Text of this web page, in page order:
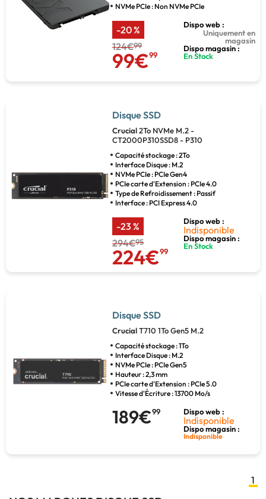
NVMe PCIe : Non NVMe PCIe
-20 %
124€99
99€99
Dispo web :
Uniquement en
magasin
Dispo magasin :
En Stock
Disque SSD
Crucial2To NVMe M.2 -
CT2000P310SSD8 - P310
Capacité stockage : 2To
Interface Disque : M.2
NVMe PCIe : PCIe Gen4
PCIe carte d'Extension : PCIe 4.0
Type de Refroidissement : Passif
Interface : PCI Express 4.0
-23 %
294€95
224€99
Dispo web :
Indisponible
Dispo magasin :
En Stock
Disque SSD
CrucialT710 1To Gen5 M.2
Capacité stockage : 1To
Interface Disque : M.2
NVMe PCIe : PCIe Gen5
Hauteur : 2,3 mm
PCIe carte d'Extension : PCIe 5.0
Vitesse d'Écriture : 13700 Mo/s
189€99 Dispo web :
Indisponible
Dispo magasin :
Indisponible
1